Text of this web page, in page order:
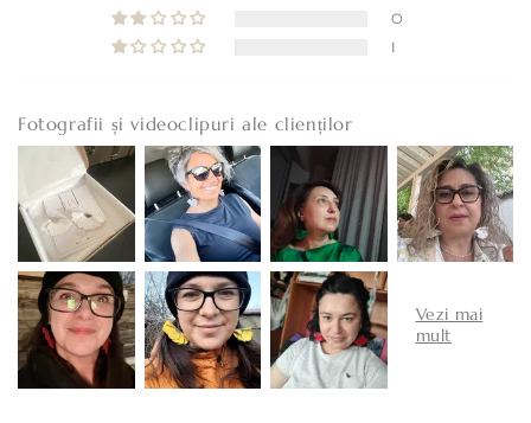
0
1
Fotografii și videoclipuri ale clienților